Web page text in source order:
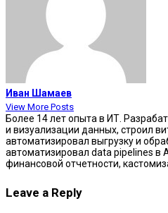
Иван Шамаев
View More Posts
Более 14 лет опыта в ИТ.
и визуализации данных, строил
автоматизировал выгрузку и
автоматизировал data pipelines в
финансовой отчетности,
Leave a Reply